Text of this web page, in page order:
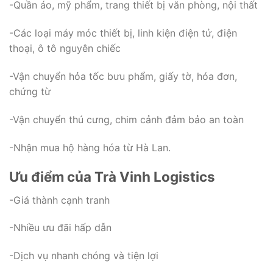
-Quần áo, mỹ phẩm, trang thiết bị văn phòng, nội thất
-Các loại máy móc thiết bị, linh kiện điện tử, điện
thoại, ô tô nguyên chiếc
-Vận chuyển hỏa tốc bưu phẩm, giấy tờ, hóa đơn,
chứng từ
-Vận chuyển thú cưng, chim cảnh đảm bảo an toàn
-Nhận mua hộ hàng hóa từ Hà Lan.
Ưu điểm của Trà Vinh Logistics
-Giá thành cạnh tranh
-Nhiều ưu đãi hấp dẫn
-Dịch vụ nhanh chóng và tiện lợi